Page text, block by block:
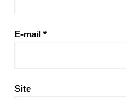
E-mail *
Site